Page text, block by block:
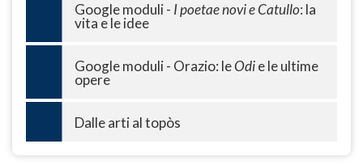
Google moduli - I poetae novi e Catullo: la
vita e le idee
Google moduli - Orazio: leOdie le ultime
opere
Dalle arti al topòs